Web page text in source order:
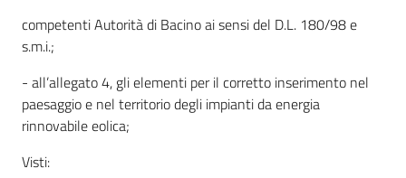
competenti Autorità di Bacino ai sensi del D.L. 180/98 e
s.m.i.;
- all’allegato 4, gli elementi per il corretto inserimento nel
paesaggio e nel territorio degli impianti da energia
rinnovabile eolica;
Visti: